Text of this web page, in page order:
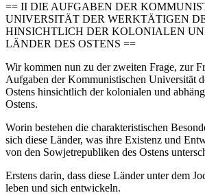
== II DIE AUFGABEN DER
UNIVERSITÄT DER WERKTÄTIGEN
HINSICHTLICH DER KOLONIALEN
LÄNDER DES OSTENS ==
Wir kommen nun zu der zweiten Frage, zur
Aufgaben der Kommunistischen Universität
Ostens hinsichtlich der kolonialen und
Ostens.
Worin bestehen die charakteristischen
sich diese Länder, was ihre Existenz und
von den Sowjetrepubliken des Ostens
Erstens darin, dass diese Länder unter dem
leben und sich entwickeln.